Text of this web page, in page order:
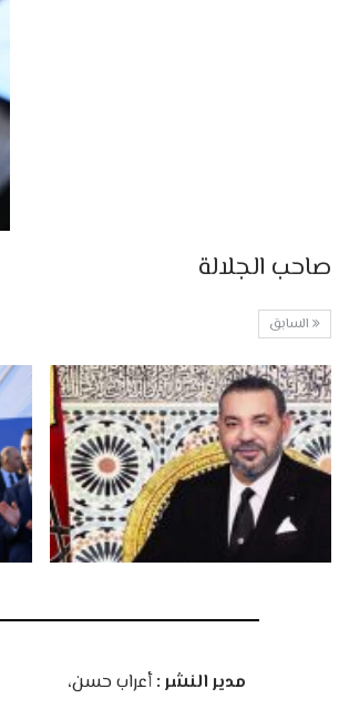
صاحب الجلالة
السابق
مدير النشر :أعراب حسن،